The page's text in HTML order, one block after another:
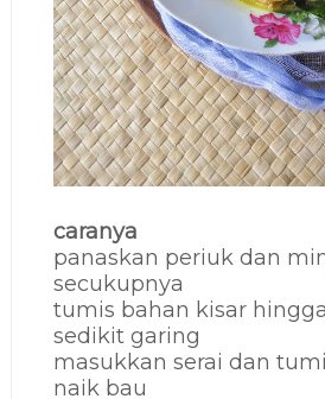
caranya
panaskan periuk dan
secukupnya
tumis bahan kisar
sedikit garing
masukkan serai dan
naik bau